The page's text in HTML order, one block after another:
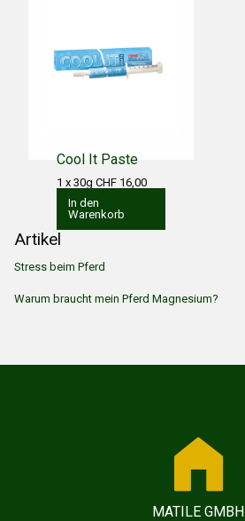
Cool It Paste
1 x 30g CHF 16,00
In den
Warenkorb
Artikel
Stress beim Pferd
Warum braucht mein Pferd Magnesium?
MATILE GMBH